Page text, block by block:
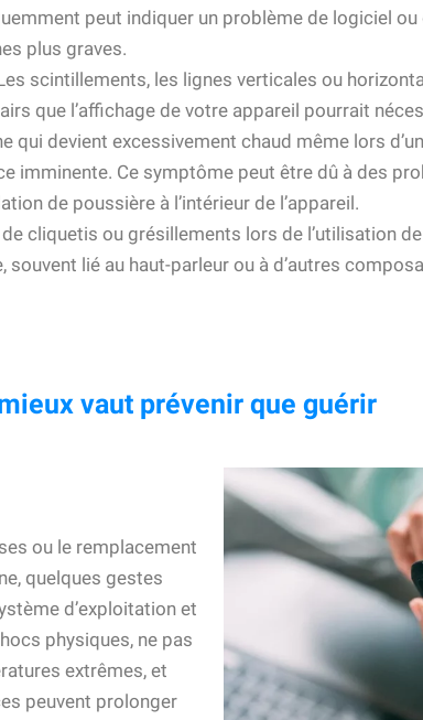
peut indiquer un problème de logiciel ou
plus graves.
scintillements, les lignes verticales ou
que l’affichage de votre appareil pourrait
qui devient excessivement chaud même lors
imminente. Ce symptôme peut être dû à des
de poussière à l’intérieur de l’appareil.
cliquetis ou grésillements lors de l’utilisation
lié au haut-parleur ou à d’autres
vaut prévenir que guérir
ou le remplacement
quelques gestes
d’exploitation et
physiques, ne pas
extrêmes, et
peuvent prolonger